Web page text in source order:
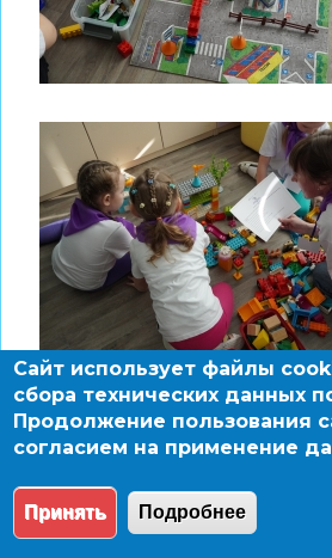
Сайт использует файлы
сбора технических данных
Продолжение пользования
согласием на применение
Принять Подробнее